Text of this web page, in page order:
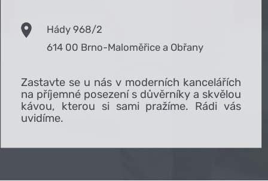
Hády 968/2
614 00 Brno-Maloměřice a Obřany
Zastavte se u nás v moderních kancelářích
na příjemné posezení s důvěrníky a skvělou
kávou, kterou si sami pražíme. Rádi vás
uvidíme.